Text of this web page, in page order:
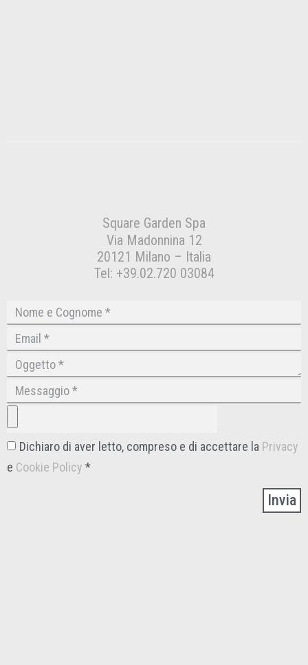
Square Garden Spa
Via Madonnina 12
20121 Milano – Italia
Tel: +39.02.720 03084
Dichiaro di aver letto, compreso e di accettare la Privacy
e Cookie Policy *
Invia